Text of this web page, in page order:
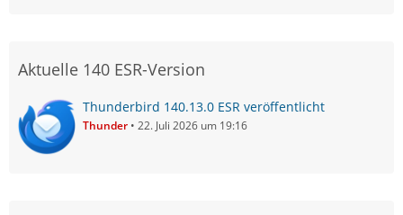
Aktuelle 140 ESR-Version
Thunderbird 140.13.0 ESR veröffentlicht
Thunder 22. Juli 2026 um 19:16